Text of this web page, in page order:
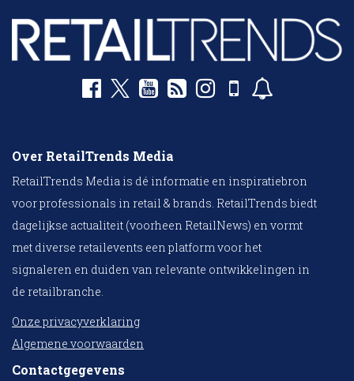
Over RetailTrends Media
RetailTrends Media is dé informatie en inspiratiebron
voor professionals in retail & brands. RetailTrends biedt
dagelijkse actualiteit (voorheen RetailNews) en vormt
met diverse retailevents een platform voor het
signaleren en duiden van relevante ontwikkelingen in
de retailbranche.
Onze privacyverklaring
Algemene voorwaarden
Contactgegevens